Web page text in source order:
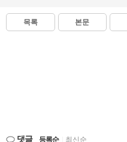
목록 본문
댓글 등록순 최신순